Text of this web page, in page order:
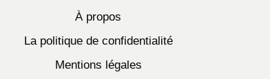
À propos
La politique de confidentialité
Mentions légales